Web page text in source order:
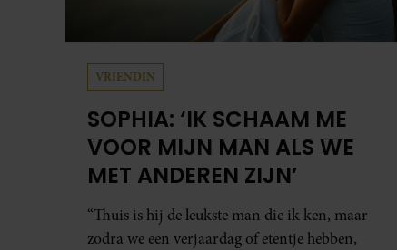
VRIENDIN
SOPHIA: ‘IK SCHAAM ME
VOOR MIJN MAN ALS WE
MET ANDEREN ZIJN’
“Thuis is hij de leukste man die ik ken, maar
zodra we een verjaardag of etentje hebben,